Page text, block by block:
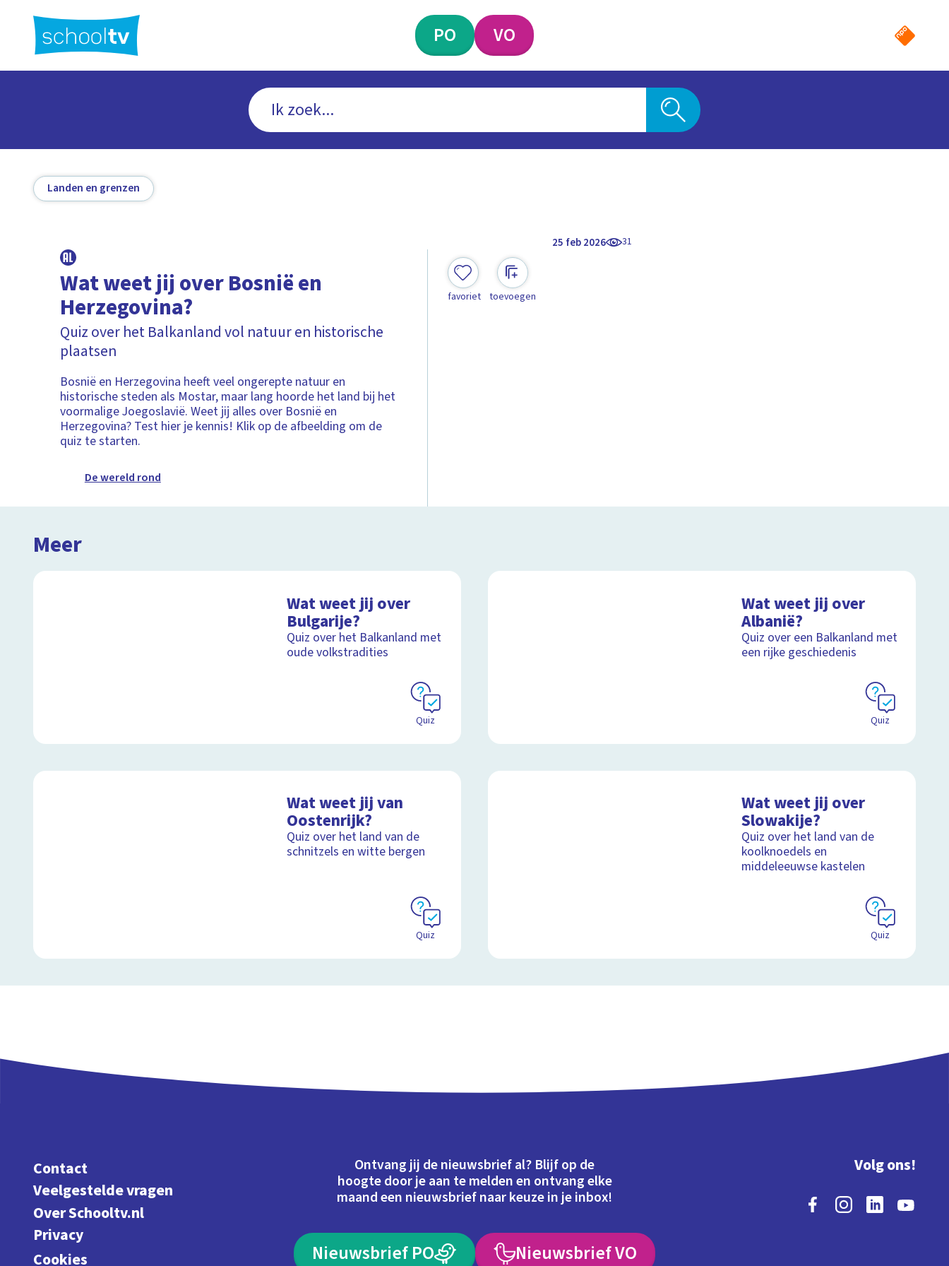
hoofdinhoud
PO VO
Landen en grenzen
25 feb 2026 31
Wat weet jij over Bosnië en
Herzegovina?
Quiz over het Balkanland vol natuur en historische
plaatsen
Bosnië en Herzegovina heeft veel ongerepte natuur en
historische steden als Mostar, maar lang hoorde het land bij het
voormalige Joegoslavië. Weet jij alles over Bosnië en
Herzegovina? Test hier je kennis! Klik op de afbeelding om de
quiz te starten.
De wereld rond
favoriet toevoegen
Meer
Wat weet jij over
Bulgarije?
Quiz over het Balkanland met
oude volkstradities
Quiz
Wat weet jij over
Albanië?
Quiz over een Balkanland met
een rijke geschiedenis
Quiz
Wat weet jij van
Oostenrijk?
Quiz over het land van de
schnitzels en witte bergen
Quiz
Wat weet jij over
Slowakije?
Quiz over het land van de
koolknoedels en
middeleeuwse kastelen
Quiz
Contact
Veelgestelde vragen
Over Schooltv.nl
Privacy
Cookies
Ontvang jij de nieuwsbrief al? Blijf op de
hoogte door je aan te melden en ontvang elke
maand een nieuwsbrief naar keuze in je inbox!
Nieuwsbrief PO Nieuwsbrief VO
Volg ons!